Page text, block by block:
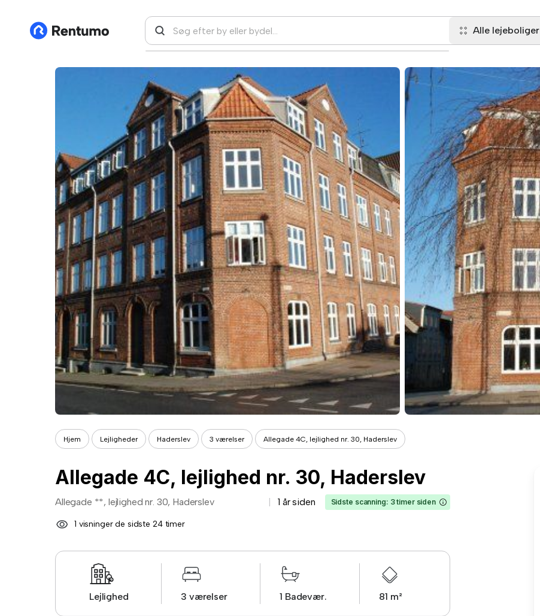
Alle lejeboliger
Hjem Lejligheder Haderslev 3 værelser Allegade 4C, lejlighed nr. 30, Haderslev
Allegade 4C, lejlighed nr. 30, Haderslev
Allegade **, lejlighed nr. 30, Haderslev 1 år siden Sidste scanning: 3 timer siden
1 visninger de sidste 24 timer
Lejlighed 3 værelser 1 Badevær. 81 m²